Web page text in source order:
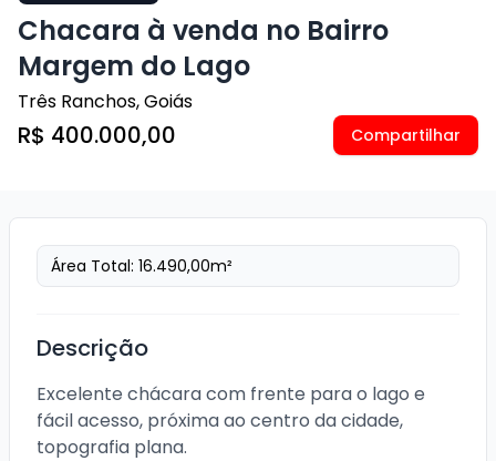
Chacara à venda no Bairro
Margem do Lago
Três Ranchos,Goiás
R$ 400.000,00 Compartilhar
Área Total: 16.490,00m²
Descrição
Excelente chácara com frente para o lago e
fácil acesso, próxima ao centro da cidade,
topografia plana.